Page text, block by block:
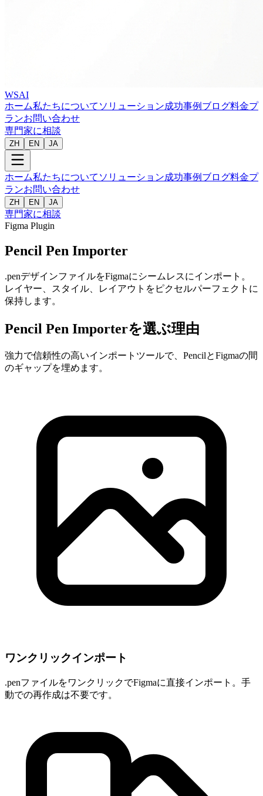
WSAI
ホーム私たちについて ソリューション成功事例 ブログ料金プ
ランお問い合わせ
専門家に相談
ZH EN JA
ホーム私たちについて ソリューション成功事例 ブログ料金プ
ランお問い合わせ
ZH EN JA
専門家に相談
Figma Plugin
Pencil Pen Importer
.penデザインファイルをFigmaにシームレスにインポート。
レイヤー、スタイル、レイアウトをピクセルパーフェクトに
保持します。
Pencil Pen Importerを選ぶ理由
強力で信頼性の高いインポートツールで、PencilとFigmaの間
のギャップを埋めます。
ワンクリックインポート
.penファイルをワンクリックでFigmaに直接インポート。手
動での再作成は不要です。